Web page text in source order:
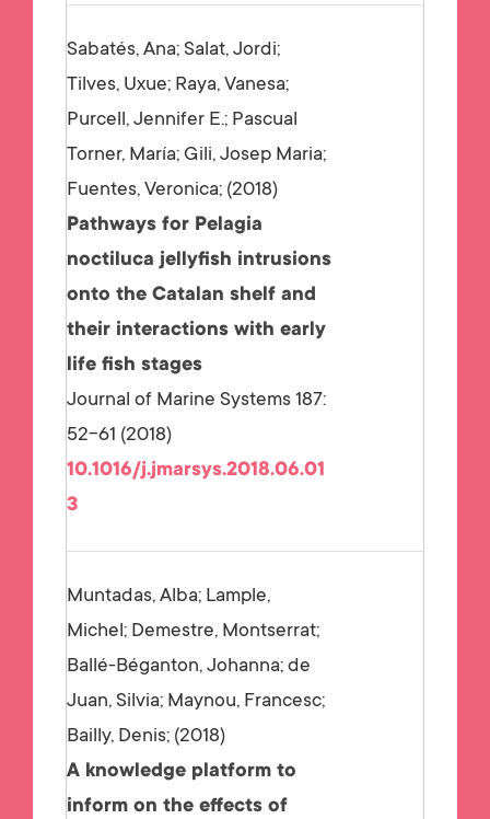
Sabatés, Ana; Salat, Jordi;
Tilves, Uxue; Raya, Vanesa;
Purcell, Jennifer E.; Pascual
Torner, María; Gili, Josep Maria;
Fuentes, Veronica; 2018
Pathways for Pelagia
noctiluca jellyfish intrusions
onto the Catalan shelf and
their interactions with early
life fish stages
Journal of Marine Systems 187:
52-61 (2018)
10.1016/j.jmarsys.2018.06.01
3
Muntadas, Alba; Lample,
Michel; Demestre, Montserrat;
Ballé-Béganton, Johanna; de
Juan, Silvia; Maynou, Francesc;
Bailly, Denis; 2018
A knowledge platform to
inform on the effects of